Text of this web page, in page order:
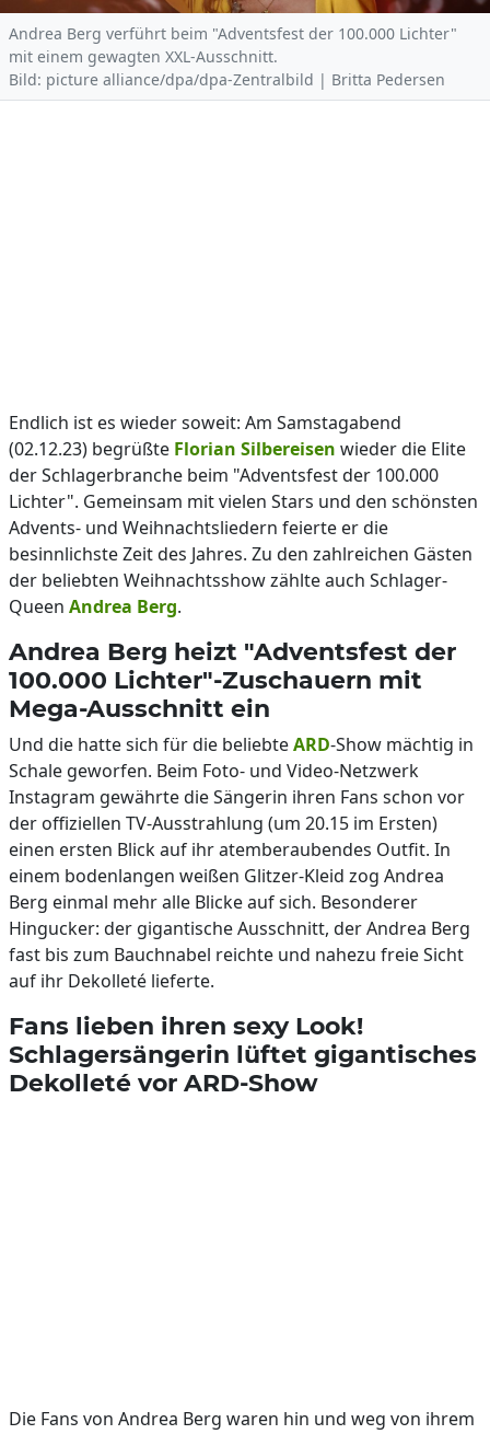
Andrea Berg verführt beim "Adventsfest der 100.000 Lichter"
mit einem gewagten XXL-Ausschnitt.
Bild: picture alliance/dpa/dpa-Zentralbild | Britta Pedersen
Endlich ist es wieder soweit: Am Samstagabend
(02.12.23) begrüßte Florian Silbereisen wieder die Elite
der Schlagerbranche beim "Adventsfest der 100.000
Lichter". Gemeinsam mit vielen Stars und den schönsten
Advents- und Weihnachtsliedern feierte er die
besinnlichste Zeit des Jahres. Zu den zahlreichen Gästen
der beliebten Weihnachtsshow zählte auch Schlager-
Queen Andrea Berg.
Andrea Berg heizt "Adventsfest der
100.000 Lichter"-Zuschauern mit
Mega-Ausschnitt ein
Und die hatte sich für die beliebteARD-Show mächtig in
Schale geworfen. Beim Foto- und Video-Netzwerk
Instagram gewährte die Sängerin ihren Fans schon vor
der offiziellen TV-Ausstrahlung (um 20.15 im Ersten)
einen ersten Blick auf ihr atemberaubendes Outfit. In
einem bodenlangen weißen Glitzer-Kleid zog Andrea
Berg einmal mehr alle Blicke auf sich. Besonderer
Hingucker: der gigantische Ausschnitt, der Andrea Berg
fast bis zum Bauchnabel reichte und nahezu freie Sicht
auf ihr Dekolleté lieferte.
Fans lieben ihren sexy Look!
Schlagersängerin lüftet gigantisches
Dekolleté vor ARD-Show
Die Fans von Andrea Berg waren hin und weg von ihrem